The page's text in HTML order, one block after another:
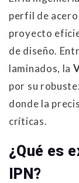
perfil de
proyecto
de diseño.
laminados, la
por su
donde la
críticas.
¿Qué es
IPN?